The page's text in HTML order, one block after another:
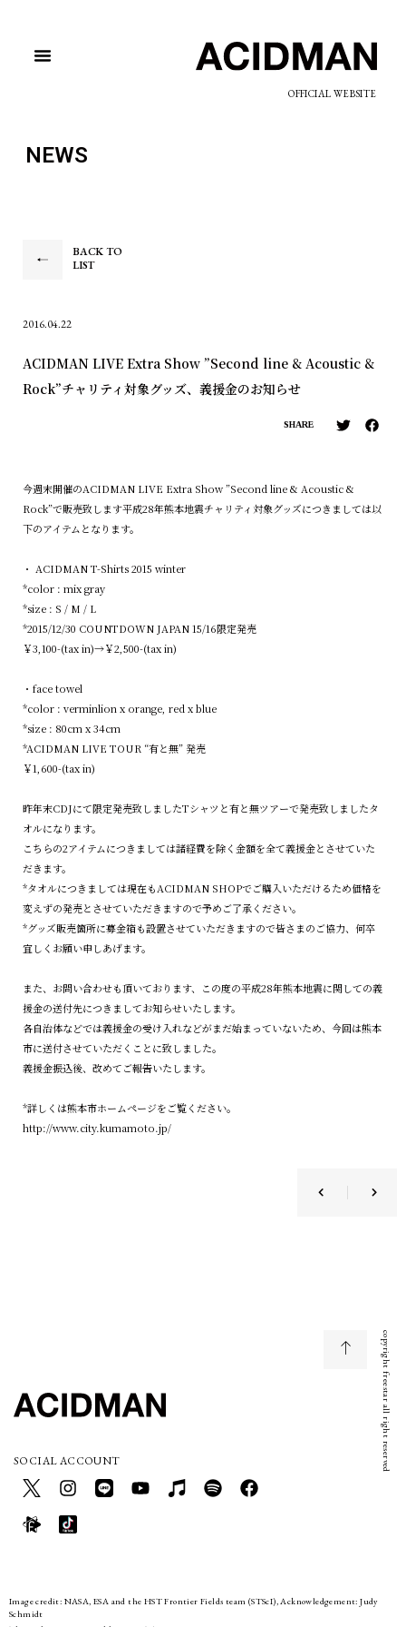
OFFICIAL WEBSITE
NEWS
BACK TO
LIST
2016.04.22
ACIDMAN LIVE Extra Show ”Second line & Acoustic &
Rock”チャリティ対象グッズ、義援金のお知らせ
SHARE
今週末開催のACIDMAN LIVE Extra Show ”Second line & Acoustic &
Rock”で販売致します平成28年熊本地震チャリティ対象グッズにつきましては以
下のアイテムとなります。
・ ACIDMAN T-Shirts 2015 winter
*color : mix gray
*size : S / M / L
*2015/12/30 COUNTDOWN JAPAN 15/16限定発売
￥3,100-(tax in)→￥2,500-(tax in)
・face towel
*color : verminlion x orange, red x blue
*size : 80cm x 34cm
*ACIDMAN LIVE TOUR “有と無” 発売
￥1,600-(tax in)
昨年末CDJにて限定発売致しましたTシャツと有と無ツアーで発売致しましたタ
オルになります。
こちらの2アイテムにつきましては諸経費を除く金額を全て義援金とさせていた
だきます。
*タオルにつきましては現在もACIDMAN SHOPでご購入いただけるため価格を
変えずの発売とさせていただきますので予めご了承ください。
*グッズ販売箇所に募金箱も設置させていただきますので皆さまのご協力、何卒
宜しくお願い申しあげます。
また、お問い合わせも頂いております、この度の平成28年熊本地震に関しての義
援金の送付先につきましてお知らせいたします。
各自治体などでは義援金の受け入れなどがまだ始まっていないため、今回は熊本
市に送付させていただくことに致しました。
義援金振込後、改めてご報告いたします。
*詳しくは熊本市ホームページをご覧ください。
http://www.city.kumamoto.jp/
SOCIAL ACCOUNT copyright freestar all right reserved
Image credit: NASA, ESA and the HST Frontier Fields team (STScI), Acknowledgement: Judy
Schmidt